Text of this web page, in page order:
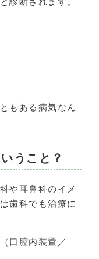
もある病気なん
うこと？
や耳鼻科のイメ
歯科でも治療に
口腔内装置／